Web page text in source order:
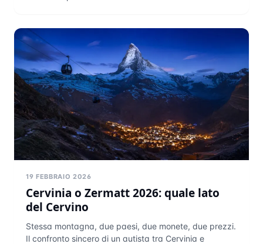
19 FEBBRAIO 2026
Cervinia o Zermatt 2026: quale lato
del Cervino
Stessa montagna, due paesi, due monete, due prezzi.
Il confronto sincero di un autista tra Cervinia e